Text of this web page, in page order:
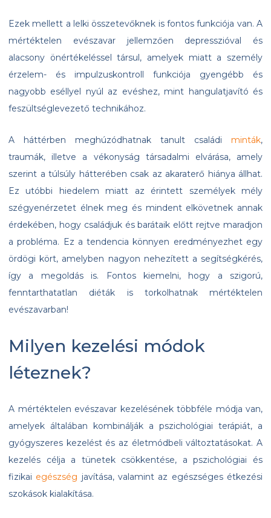
Ezek mellett a lelki összetevőknek is fontos funkciója van. A
mértéktelen evészavar jellemzően depresszióval és
alacsony önértékeléssel társul, amelyek miatt a személy
érzelem- és impulzuskontroll funkciója gyengébb és
nagyobb eséllyel nyúl az evéshez, mint hangulatjavító és
feszültséglevezető technikához.
A háttérben meghúzódhatnak tanult családi minták,
traumák, illetve a vékonyság társadalmi elvárása, amely
szerint a túlsúly hátterében csak az akaraterő hiánya állhat.
Ez utóbbi hiedelem miatt az érintett személyek mély
szégyenérzetet élnek meg és mindent elkövetnek annak
érdekében, hogy családjuk és barátaik előtt rejtve maradjon
a probléma. Ez a tendencia könnyen eredményezhet egy
ördögi kört, amelyben nagyon nehezített a segítségkérés,
így a megoldás is. Fontos kiemelni, hogy a szigorú,
fenntarthatatlan diéták is torkolhatnak mértéktelen
evészavarban!
Milyen kezelési módok
léteznek?
A mértéktelen evészavar kezelésének többféle módja van,
amelyek általában kombinálják a pszichológiai terápiát, a
gyógyszeres kezelést és az életmódbeli változtatásokat. A
kezelés célja a tünetek csökkentése, a pszichológiai és
fizikai egészség javítása, valamint az egészséges étkezési
szokások kialakítása.